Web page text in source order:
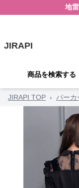
地
JIRAPI
商品を検索する
JIRAPI TOP › パーカ